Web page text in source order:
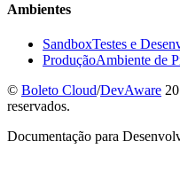
Ambientes
SandboxTestes e
ProduçãoAmbiente de
© Boleto Cloud/DevAware
reservados.
Documentação para